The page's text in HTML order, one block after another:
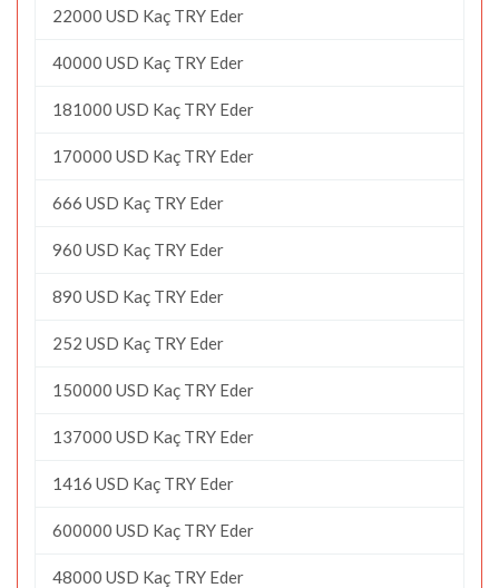
22000 USD Kaç TRY Eder
40000 USD Kaç TRY Eder
181000 USD Kaç TRY Eder
170000 USD Kaç TRY Eder
666 USD Kaç TRY Eder
960 USD Kaç TRY Eder
890 USD Kaç TRY Eder
252 USD Kaç TRY Eder
150000 USD Kaç TRY Eder
137000 USD Kaç TRY Eder
1416 USD Kaç TRY Eder
600000 USD Kaç TRY Eder
48000 USD Kaç TRY Eder